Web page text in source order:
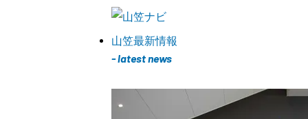
山笠最新情報
- latest news